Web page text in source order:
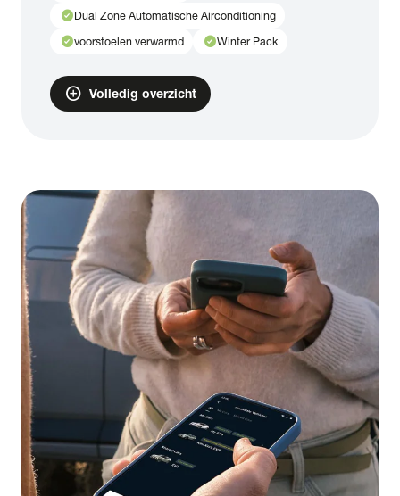
check_circleDual Zone Automatische Airconditioning
check_circlevoorstoelen verwarmd check_circleWinter Pack
add_circle Volledig overzicht